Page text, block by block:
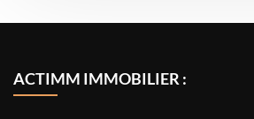
ACTIMM IMMOBILIER :